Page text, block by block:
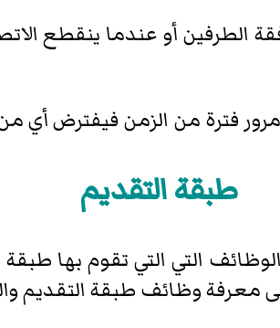
فترة من الزمن فيفترض أي
طبقة التقديم
التي التي تقوم بها
معرفة وظائف طبقة التقديم